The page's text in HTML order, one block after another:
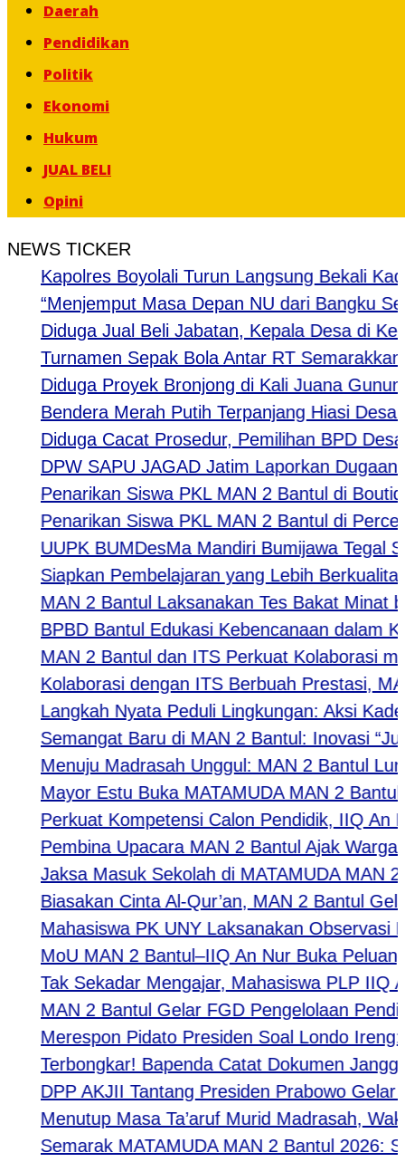
Daerah
Pendidikan
Politik
Ekonomi
Hukum
JUAL BELI
Opini
NEWS TICKER
Kapolres Boyolali Turun Langsung Bekali
“Menjemput Masa Depan NU dari Bangku
Diduga Jual Beli Jabatan, Kepala Desa di Kediri
Turnamen Sepak Bola Antar RT Semarakkan
Diduga Proyek Bronjong di Kali Juana Gunung
Bendera Merah Putih Terpanjang Hiasi Desa
Diduga Cacat Prosedur, Pemilihan BPD Desa
DPW SAPU JAGAD Jatim Laporkan Dugaan
Penarikan Siswa PKL MAN 2 Bantul di Boutiqe
Penarikan Siswa PKL MAN 2 Bantul di
UUPK BUMDesMa Mandiri Bumijawa Tegal
Siapkan Pembelajaran yang Lebih Berkualitas,
MAN 2 Bantul Laksanakan Tes Bakat Minat bagi
BPBD Bantul Edukasi Kebencanaan dalam
MAN 2 Bantul dan ITS Perkuat Kolaborasi
Kolaborasi dengan ITS Berbuah Prestasi,
Langkah Nyata Peduli Lingkungan: Aksi Kader
Semangat Baru di MAN 2 Bantul: Inovasi
Menuju Madrasah Unggul: MAN 2 Bantul
Mayor Estu Buka MATAMUDA MAN 2 Bantul
Perkuat Kompetensi Calon Pendidik, IIQ An
Pembina Upacara MAN 2 Bantul Ajak Warga
Jaksa Masuk Sekolah di MATAMUDA MAN 2
Biasakan Cinta Al-Qur’an, MAN 2 Bantul Gelar
Mahasiswa PK UNY Laksanakan Observasi
MoU MAN 2 Bantul–IIQ An Nur Buka Peluang
Tak Sekadar Mengajar, Mahasiswa PLP IIQ An
MAN 2 Bantul Gelar FGD Pengelolaan
Merespon Pidato Presiden Soal Londo Ireng:
​Terbongkar! Bapenda Catat Dokumen Janggal:
DPP AKJII Tantang Presiden Prabowo Gelar
Menutup Masa Ta’aruf Murid Madrasah, Waka
Semarak MATAMUDA MAN 2 Bantul 2026: